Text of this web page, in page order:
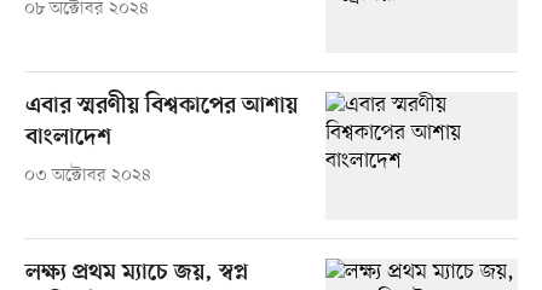
০৮ অক্টোবর ২০২৪
এবার স্মরণীয় বিশ্বকাপের আশায়
বাংলাদেশ
০৩ অক্টোবর ২০২৪
লক্ষ্য প্রথম ম্যাচে জয়, স্বপ্ন